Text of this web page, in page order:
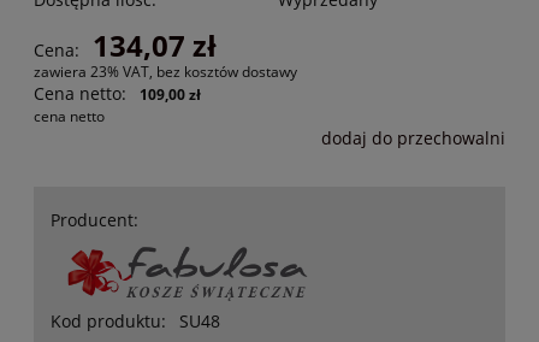
Cena: 134,07 zł
zawiera 23% VAT, bez kosztów dostawy
Cena netto:
109,00 zł
cena netto
dodaj do przechowalni
Producent:
Kod produktu:
SU48